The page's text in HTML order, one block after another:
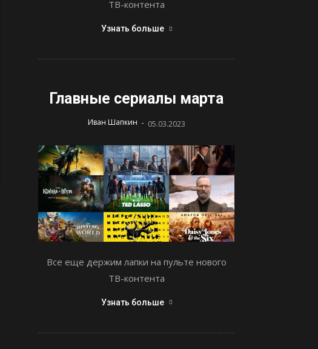
ТВ-контента
Узнать больше
Главные сериалы марта
Иван Шапкин - 05.03.2023
Все еще держим лапки на пульте нового
ТВ-контента
Узнать больше